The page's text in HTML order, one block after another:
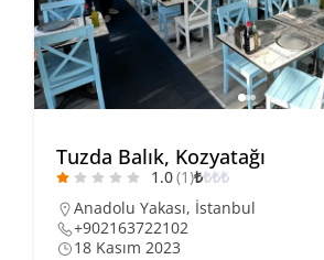
Tuzda Balık, Kozyatağı
1.0(1)₺₺₺₺
Anadolu Yakası, İstanbul
+902163722102
18 Kasım 2023